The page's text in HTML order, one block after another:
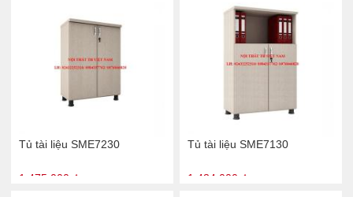
Tủ tài liệu SME7230
1.475.000 ₫
Tủ tài liệu SME7130
1.434.000 ₫